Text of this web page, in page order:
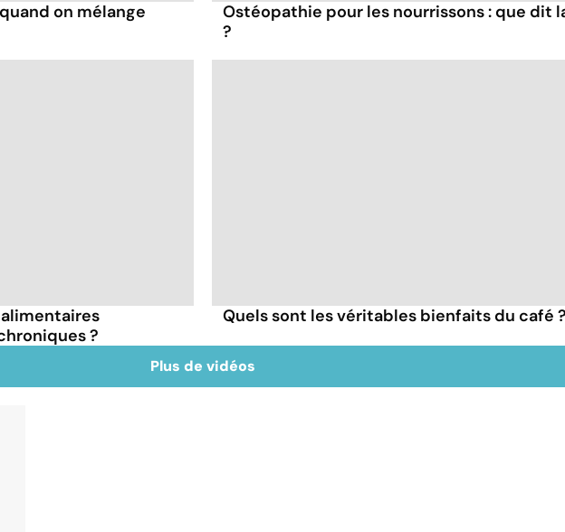
on mélange
Ostéopathie pour les nourrissons : que dit
?
?
Quels sont les véritables bienfaits du café ?
Plus de vidéos